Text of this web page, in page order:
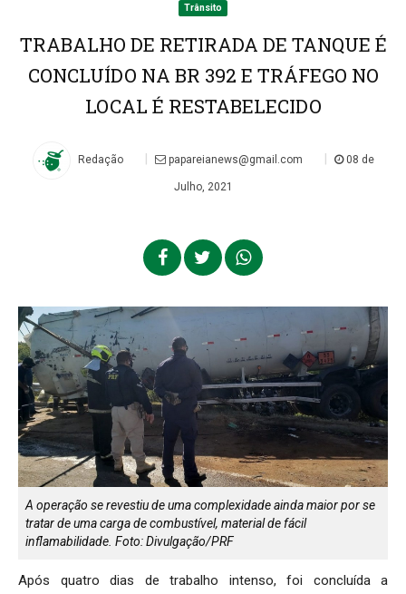
Trânsito
TRABALHO DE RETIRADA DE TANQUE É
CONCLUÍDO NA BR 392 E TRÁFEGO NO
LOCAL É RESTABELECIDO
Redação | papareianews@gmail.com | 08 de
Julho, 2021
A operação se revestiu de uma complexidade ainda maior por se
tratar de uma carga de combustível, material de fácil
inflamabilidade. Foto: Divulgação/PRF
Após quatro dias de trabalho intenso, foi concluída a